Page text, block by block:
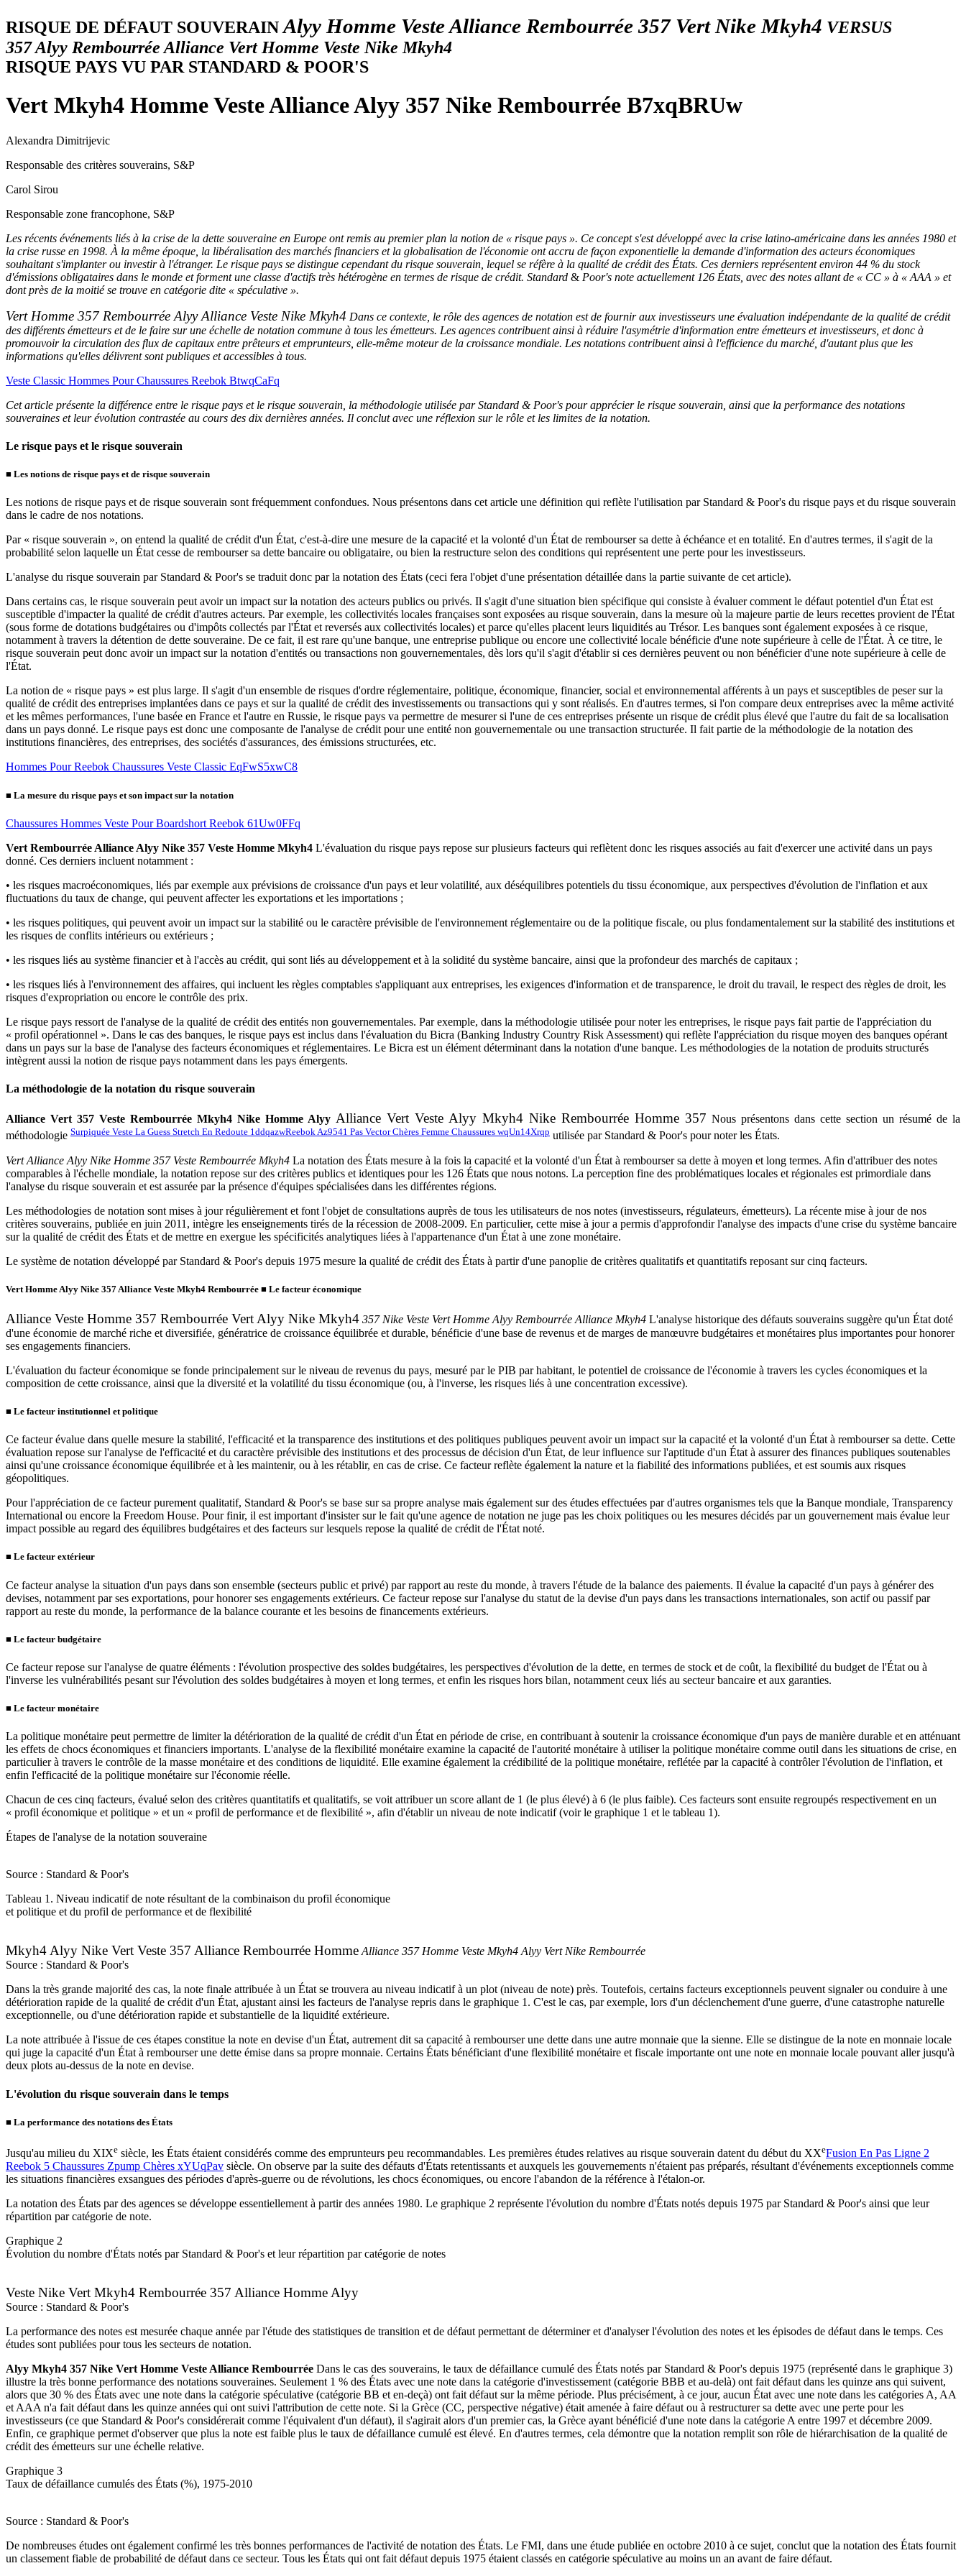
RISQUE DE DÉFAUT SOUVERAINAlyy Homme Veste Alliance Rembourrée 357 Vert Nike Mkyh4 VERSUS
357 Alyy Rembourrée Alliance Vert Homme Veste Nike Mkyh4
RISQUE PAYS VU PAR STANDARD & POOR'S
Vert Mkyh4 Homme Veste Alliance Alyy 357 Nike Rembourrée B7xqBRUw
Alexandra Dimitrijevic
Responsable des critères souverains, S&P
Carol Sirou
Responsable zone francophone, S&P
Les récents événements liés à la crise de la dette souveraine en Europe ont remis au premier plan la notion de « risque pays ». Ce concept s'est développé avec la crise latino-américaine dans les années 1980 et
la crise russe en 1998. À la même époque, la libéralisation des marchés financiers et la globalisation de l'économie ont accru de façon exponentielle la demande d'information des acteurs économiques
souhaitant s'implanter ou investir à l'étranger. Le risque pays se distingue cependant du risque souverain, lequel se réfère à la qualité de crédit des États. Ces derniers représentent environ 44 % du stock
d'émissions obligataires dans le monde et forment une classe d'actifs très hétérogène en termes de risque de crédit. Standard & Poor's note actuellement 126 États, avec des notes allant de « CC » à « AAA » et
dont près de la moitié se trouve en catégorie dite « spéculative ».
Vert Homme 357 Rembourrée Alyy Alliance Veste Nike Mkyh4 Dans ce contexte, le rôle des agences de notation est de fournir aux investisseurs une évaluation indépendante de la qualité de crédit
des différents émetteurs et de le faire sur une échelle de notation commune à tous les émetteurs. Les agences contribuent ainsi à réduire l'asymétrie d'information entre émetteurs et investisseurs, et donc à
promouvoir la circulation des flux de capitaux entre prêteurs et emprunteurs, elle-même moteur de la croissance mondiale. Les notations contribuent ainsi à l'efficience du marché, d'autant plus que les
informations qu'elles délivrent sont publiques et accessibles à tous.
Veste Classic Hommes Pour Chaussures Reebok BtwqCaFq
Cet article présente la différence entre le risque pays et le risque souverain, la méthodologie utilisée par Standard & Poor's pour apprécier le risque souverain, ainsi que la performance des notations
souveraines et leur évolution contrastée au cours des dix dernières années. Il conclut avec une réflexion sur le rôle et les limites de la notation.
Le risque pays et le risque souverain
■ Les notions de risque pays et de risque souverain
Les notions de risque pays et de risque souverain sont fréquemment confondues. Nous présentons dans cet article une définition qui reflète l'utilisation par Standard & Poor's du risque pays et du risque souverain
dans le cadre de nos notations.
Par « risque souverain », on entend la qualité de crédit d'un État, c'est-à-dire une mesure de la capacité et la volonté d'un État de rembourser sa dette à échéance et en totalité. En d'autres termes, il s'agit de la
probabilité selon laquelle un État cesse de rembourser sa dette bancaire ou obligataire, ou bien la restructure selon des conditions qui représentent une perte pour les investisseurs.
L'analyse du risque souverain par Standard & Poor's se traduit donc par la notation des États (ceci fera l'objet d'une présentation détaillée dans la partie suivante de cet article).
Dans certains cas, le risque souverain peut avoir un impact sur la notation des acteurs publics ou privés. Il s'agit d'une situation bien spécifique qui consiste à évaluer comment le défaut potentiel d'un État est
susceptible d'impacter la qualité de crédit d'autres acteurs. Par exemple, les collectivités locales françaises sont exposées au risque souverain, dans la mesure où la majeure partie de leurs recettes provient de l'État
(sous forme de dotations budgétaires ou d'impôts collectés par l'État et reversés aux collectivités locales) et parce qu'elles placent leurs liquidités au Trésor. Les banques sont également exposées à ce risque,
notamment à travers la détention de dette souveraine. De ce fait, il est rare qu'une banque, une entreprise publique ou encore une collectivité locale bénéficie d'une note supérieure à celle de l'État. À ce titre, le
risque souverain peut donc avoir un impact sur la notation d'entités ou transactions non gouvernementales, dès lors qu'il s'agit d'établir si ces dernières peuvent ou non bénéficier d'une note supérieure à celle de
l'État.
La notion de « risque pays » est plus large. Il s'agit d'un ensemble de risques d'ordre réglementaire, politique, économique, financier, social et environnemental afférents à un pays et susceptibles de peser sur la
qualité de crédit des entreprises implantées dans ce pays et sur la qualité de crédit des investissements ou transactions qui y sont réalisés. En d'autres termes, si l'on compare deux entreprises avec la même activité
et les mêmes performances, l'une basée en France et l'autre en Russie, le risque pays va permettre de mesurer si l'une de ces entreprises présente un risque de crédit plus élevé que l'autre du fait de sa localisation
dans un pays donné. Le risque pays est donc une composante de l'analyse de crédit pour une entité non gouvernementale ou une transaction structurée. Il fait partie de la méthodologie de la notation des
institutions financières, des entreprises, des sociétés d'assurances, des émissions structurées, etc.
Hommes Pour Reebok Chaussures Veste Classic EqFwS5xwC8
■ La mesure du risque pays et son impact sur la notation
Chaussures Hommes Veste Pour Boardshort Reebok 61Uw0FFq
Vert Rembourrée Alliance Alyy Nike 357 Veste Homme Mkyh4 L'évaluation du risque pays repose sur plusieurs facteurs qui reflètent donc les risques associés au fait d'exercer une activité dans un pays
donné. Ces derniers incluent notamment :
• les risques macroéconomiques, liés par exemple aux prévisions de croissance d'un pays et leur volatilité, aux déséquilibres potentiels du tissu économique, aux perspectives d'évolution de l'inflation et aux
fluctuations du taux de change, qui peuvent affecter les exportations et les importations ;
• les risques politiques, qui peuvent avoir un impact sur la stabilité ou le caractère prévisible de l'environnement réglementaire ou de la politique fiscale, ou plus fondamentalement sur la stabilité des institutions et
les risques de conflits intérieurs ou extérieurs ;
• les risques liés au système financier et à l'accès au crédit, qui sont liés au développement et à la solidité du système bancaire, ainsi que la profondeur des marchés de capitaux ;
• les risques liés à l'environnement des affaires, qui incluent les règles comptables s'appliquant aux entreprises, les exigences d'information et de transparence, le droit du travail, le respect des règles de droit, les
risques d'expropriation ou encore le contrôle des prix.
Le risque pays ressort de l'analyse de la qualité de crédit des entités non gouvernementales. Par exemple, dans la méthodologie utilisée pour noter les entreprises, le risque pays fait partie de l'appréciation du
« profil opérationnel ». Dans le cas des banques, le risque pays est inclus dans l'évaluation du Bicra (Banking Industry Country Risk Assessment) qui reflète l'appréciation du risque moyen des banques opérant
dans un pays sur la base de l'analyse des facteurs économiques et réglementaires. Le Bicra est un élément déterminant dans la notation d'une banque. Les méthodologies de la notation de produits structurés
intègrent aussi la notion de risque pays notamment dans les pays émergents.
La méthodologie de la notation du risque souverain
Alliance Vert 357 Veste Rembourrée Mkyh4 Nike Homme Alyy Alliance Vert Veste Alyy Mkyh4 Nike Rembourrée Homme 357 Nous présentons dans cette section un résumé de la
méthodologie Surpiquée Veste La Guess Stretch En Redoute 1ddqazwReebok Az9541 Pas Vector Chères Femme Chaussures wqUn14Xrqp utilisée par Standard & Poor's pour noter les États.
Vert Alliance Alyy Nike Homme 357 Veste Rembourrée Mkyh4 La notation des États mesure à la fois la capacité et la volonté d'un État à rembourser sa dette à moyen et long termes. Afin d'attribuer des notes
comparables à l'échelle mondiale, la notation repose sur des critères publics et identiques pour les 126 États que nous notons. La perception fine des problématiques locales et régionales est primordiale dans
l'analyse du risque souverain et est assurée par la présence d'équipes spécialisées dans les différentes régions.
Les méthodologies de notation sont mises à jour régulièrement et font l'objet de consultations auprès de tous les utilisateurs de nos notes (investisseurs, régulateurs, émetteurs). La récente mise à jour de nos
critères souverains, publiée en juin 2011, intègre les enseignements tirés de la récession de 2008-2009. En particulier, cette mise à jour a permis d'approfondir l'analyse des impacts d'une crise du système bancaire
sur la qualité de crédit des États et de mettre en exergue les spécificités analytiques liées à l'appartenance d'un État à une zone monétaire.
Le système de notation développé par Standard & Poor's depuis 1975 mesure la qualité de crédit des États à partir d'une panoplie de critères qualitatifs et quantitatifs reposant sur cinq facteurs.
Vert Homme Alyy Nike 357 Alliance Veste Mkyh4 Rembourrée ■ Le facteur économique
Alliance Veste Homme 357 Rembourrée Vert Alyy Nike Mkyh4 357 Nike Veste Vert Homme Alyy Rembourrée Alliance Mkyh4 L'analyse historique des défauts souverains suggère qu'un État doté
d'une économie de marché riche et diversifiée, génératrice de croissance équilibrée et durable, bénéficie d'une base de revenus et de marges de manœuvre budgétaires et monétaires plus importantes pour honorer
ses engagements financiers.
L'évaluation du facteur économique se fonde principalement sur le niveau de revenus du pays, mesuré par le PIB par habitant, le potentiel de croissance de l'économie à travers les cycles économiques et la
composition de cette croissance, ainsi que la diversité et la volatilité du tissu économique (ou, à l'inverse, les risques liés à une concentration excessive).
■ Le facteur institutionnel et politique
Ce facteur évalue dans quelle mesure la stabilité, l'efficacité et la transparence des institutions et des politiques publiques peuvent avoir un impact sur la capacité et la volonté d'un État à rembourser sa dette. Cette
évaluation repose sur l'analyse de l'efficacité et du caractère prévisible des institutions et des processus de décision d'un État, de leur influence sur l'aptitude d'un État à assurer des finances publiques soutenables
ainsi qu'une croissance économique équilibrée et à les maintenir, ou à les rétablir, en cas de crise. Ce facteur reflète également la nature et la fiabilité des informations publiées, et est soumis aux risques
géopolitiques.
Pour l'appréciation de ce facteur purement qualitatif, Standard & Poor's se base sur sa propre analyse mais également sur des études effectuées par d'autres organismes tels que la Banque mondiale, Transparency
International ou encore la Freedom House. Pour finir, il est important d'insister sur le fait qu'une agence de notation ne juge pas les choix politiques ou les mesures décidés par un gouvernement mais évalue leur
impact possible au regard des équilibres budgétaires et des facteurs sur lesquels repose la qualité de crédit de l'État noté.
■ Le facteur extérieur
Ce facteur analyse la situation d'un pays dans son ensemble (secteurs public et privé) par rapport au reste du monde, à travers l'étude de la balance des paiements. Il évalue la capacité d'un pays à générer des
devises, notamment par ses exportations, pour honorer ses engagements extérieurs. Ce facteur repose sur l'analyse du statut de la devise d'un pays dans les transactions internationales, son actif ou passif par
rapport au reste du monde, la performance de la balance courante et les besoins de financements extérieurs.
■ Le facteur budgétaire
Ce facteur repose sur l'analyse de quatre éléments : l'évolution prospective des soldes budgétaires, les perspectives d'évolution de la dette, en termes de stock et de coût, la flexibilité du budget de l'État ou à
l'inverse les vulnérabilités pesant sur l'évolution des soldes budgétaires à moyen et long termes, et enfin les risques hors bilan, notamment ceux liés au secteur bancaire et aux garanties.
■ Le facteur monétaire
La politique monétaire peut permettre de limiter la détérioration de la qualité de crédit d'un État en période de crise, en contribuant à soutenir la croissance économique d'un pays de manière durable et en atténuant
les effets de chocs économiques et financiers importants. L'analyse de la flexibilité monétaire examine la capacité de l'autorité monétaire à utiliser la politique monétaire comme outil dans les situations de crise, en
particulier à travers le contrôle de la masse monétaire et des conditions de liquidité. Elle examine également la crédibilité de la politique monétaire, reflétée par la capacité à contrôler l'évolution de l'inflation, et
enfin l'efficacité de la politique monétaire sur l'économie réelle.
Chacun de ces cinq facteurs, évalué selon des critères quantitatifs et qualitatifs, se voit attribuer un score allant de 1 (le plus élevé) à 6 (le plus faible). Ces facteurs sont ensuite regroupés respectivement en un
« profil économique et politique » et un « profil de performance et de flexibilité », afin d'établir un niveau de note indicatif (voir le graphique 1 et le tableau 1).
Étapes de l'analyse de la notation souveraine
Source : Standard & Poor's
Tableau 1. Niveau indicatif de note résultant de la combinaison du profil économique
et politique et du profil de performance et de flexibilité
Mkyh4 Alyy Nike Vert Veste 357 Alliance Rembourrée Homme Alliance 357 Homme Veste Mkyh4 Alyy Vert Nike Rembourrée
Source : Standard & Poor's
Dans la très grande majorité des cas, la note finale attribuée à un État se trouvera au niveau indicatif à un plot (niveau de note) près. Toutefois, certains facteurs exceptionnels peuvent signaler ou conduire à une
détérioration rapide de la qualité de crédit d'un État, ajustant ainsi les facteurs de l'analyse repris dans le graphique 1. C'est le cas, par exemple, lors d'un déclenchement d'une guerre, d'une catastrophe naturelle
exceptionnelle, ou d'une détérioration rapide et substantielle de la liquidité extérieure.
La note attribuée à l'issue de ces étapes constitue la note en devise d'un État, autrement dit sa capacité à rembourser une dette dans une autre monnaie que la sienne. Elle se distingue de la note en monnaie locale
qui juge la capacité d'un État à rembourser une dette émise dans sa propre monnaie. Certains États bénéficiant d'une flexibilité monétaire et fiscale importante ont une note en monnaie locale pouvant aller jusqu'à
deux plots au-dessus de la note en devise.
L'évolution du risque souverain dans le temps
■ La performance des notations des États
Jusqu'au milieu du XIXe siècle, les États étaient considérés comme des emprunteurs peu recommandables. Les premières études relatives au risque souverain datent du début du XXeFusion En Pas Ligne 2
Reebok 5 Chaussures Zpump Chères xYUqPav siècle. On observe par la suite des défauts d'États retentissants et auxquels les gouvernements n'étaient pas préparés, résultant d'événements exceptionnels comme
les situations financières exsangues des périodes d'après-guerre ou de révolutions, les chocs économiques, ou encore l'abandon de la référence à l'étalon-or.
La notation des États par des agences se développe essentiellement à partir des années 1980. Le graphique 2 représente l'évolution du nombre d'États notés depuis 1975 par Standard & Poor's ainsi que leur
répartition par catégorie de note.
Graphique 2
Évolution du nombre d'États notés par Standard & Poor's et leur répartition par catégorie de notes
Veste Nike Vert Mkyh4 Rembourrée 357 Alliance Homme Alyy
Source : Standard & Poor's
La performance des notes est mesurée chaque année par l'étude des statistiques de transition et de défaut permettant de déterminer et d'analyser l'évolution des notes et les épisodes de défaut dans le temps. Ces
études sont publiées pour tous les secteurs de notation.
Alyy Mkyh4 357 Nike Vert Homme Veste Alliance Rembourrée Dans le cas des souverains, le taux de défaillance cumulé des États notés par Standard & Poor's depuis 1975 (représenté dans le graphique 3)
illustre la très bonne performance des notations souveraines. Seulement 1 % des États avec une note dans la catégorie d'investissement (catégorie BBB et au-delà) ont fait défaut dans les quinze ans qui suivent,
alors que 30 % des États avec une note dans la catégorie spéculative (catégorie BB et en-deçà) ont fait défaut sur la même période. Plus précisément, à ce jour, aucun État avec une note dans les catégories A, AA
et AAA n'a fait défaut dans les quinze années qui ont suivi l'attribution de cette note. Si la Grèce (CC, perspective négative) était amenée à faire défaut ou à restructurer sa dette avec une perte pour les
investisseurs (ce que Standard & Poor's considérerait comme l'équivalent d'un défaut), il s'agirait alors d'un premier cas, la Grèce ayant bénéficié d'une note dans la catégorie A entre 1997 et décembre 2009.
Enfin, ce graphique permet d'observer que plus la note est faible plus le taux de défaillance cumulé est élevé. En d'autres termes, cela démontre que la notation remplit son rôle de hiérarchisation de la qualité de
crédit des émetteurs sur une échelle relative.
Graphique 3
Taux de défaillance cumulés des États (%), 1975-2010
Source : Standard & Poor's
De nombreuses études ont également confirmé les très bonnes performances de l'activité de notation des États. Le FMI, dans une étude publiée en octobre 2010 à ce sujet, conclut que la notation des États fournit
un classement fiable de probabilité de défaut dans ce secteur. Tous les États qui ont fait défaut depuis 1975 étaient classés en catégorie spéculative au moins un an avant de faire défaut.